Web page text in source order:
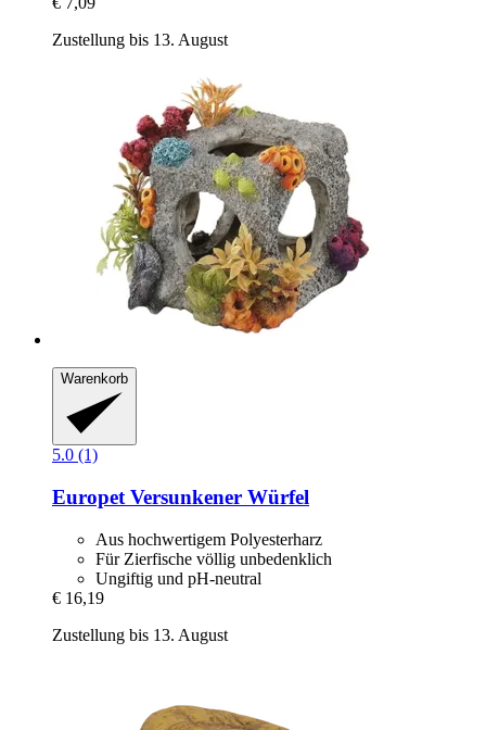
Zustellung bis 13. August
Warenkorb
5.0 (1)
Europet Versunkener Würfel
Aus hochwertigem Polyesterharz
Für Zierfische völlig unbedenklich
Ungiftig und pH-neutral
€ 16,19
Zustellung bis 13. August